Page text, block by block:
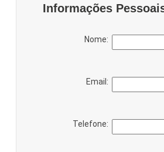
Informações
Nome:
Email:
Telefone: